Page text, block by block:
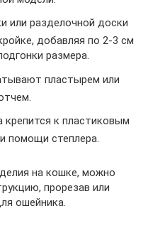
или разделочной доски
добавляя по 2-3 см
размера.
пластырем или
крепится к пластиковым
помощи степлера.
на кошке, можно
прорезав или
ошейника.